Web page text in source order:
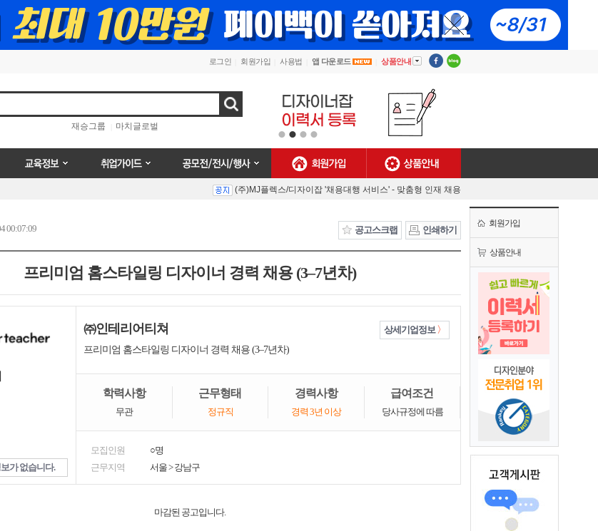
로그인 회원가입 사용법 앱 다운로드 상품안내 ▼
검색
재승그룹 마치글로벌
[안내] 디자이너잡 사용법
(주)MJ플렉스/디자이잡 '채용대행 서비스' - 맞춤형 인재 채용
[채용담당자 필독] 첫 결제기업 대상 특별 혜택!
[안내] 디자이너잡 사용법
(주)MJ플렉스/디자이잡 '채용대행 서비스' - 맞춤형 인재 채용
00:07:09 공고스크랩 인쇄하기
프리미엄 홈스타일링 디자이너 경력 채용 (3–7년차)
가 없습니다.
상세기업정보
㈜인테리어티쳐
프리미엄 홈스타일링 디자이너 경력 채용 (3–7년차)
학력사항 근무형태 경력사항 급여조건
무관 정규직 경력 3년 이상 당사규정에 따름
모집인원
○명
근무지역
서울>강남구
마감된 공고입니다.
회원가입
상품안내